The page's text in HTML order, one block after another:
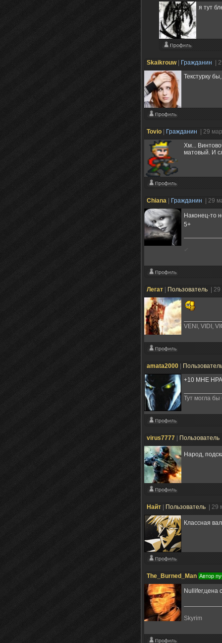
я тут
Skaikrouw| Гражданин
|
Текстурку
Tovio Гражданин
| 29
Хм...
матовый. И
Chiana Гражданин | 29
Наконец-то
5+
Легат Пользователь |
VENI, VIDI,
amata2000
+10 МНЕ
Тут могла
virus7777 Пользователь
Народ,
Найт Пользователь | 29
Классная
The_Burned_Man Автор
Nullifer,цена
Skyrim